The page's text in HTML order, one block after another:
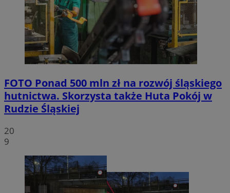
FOTO Ponad 500 mln zł na rozwój śląskiego
hutnictwa. Skorzysta także Huta Pokój w
Rudzie Śląskiej
20
9